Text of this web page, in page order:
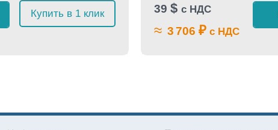
Купить в 1 клик 39 $ с НДС
≈ 3 706 ₽ с НДС